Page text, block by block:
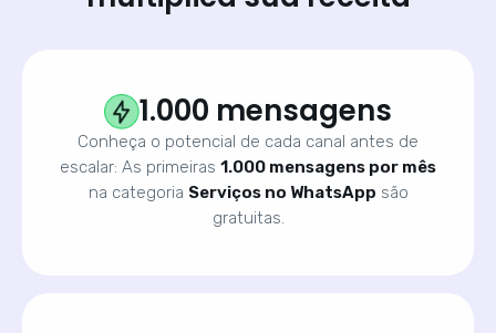
1.000 mensagens
Conheça o potencial de cada canal antes de
escalar: As primeiras 1.000 mensagens por mês
na categoria Serviços no WhatsApp são
gratuitas.